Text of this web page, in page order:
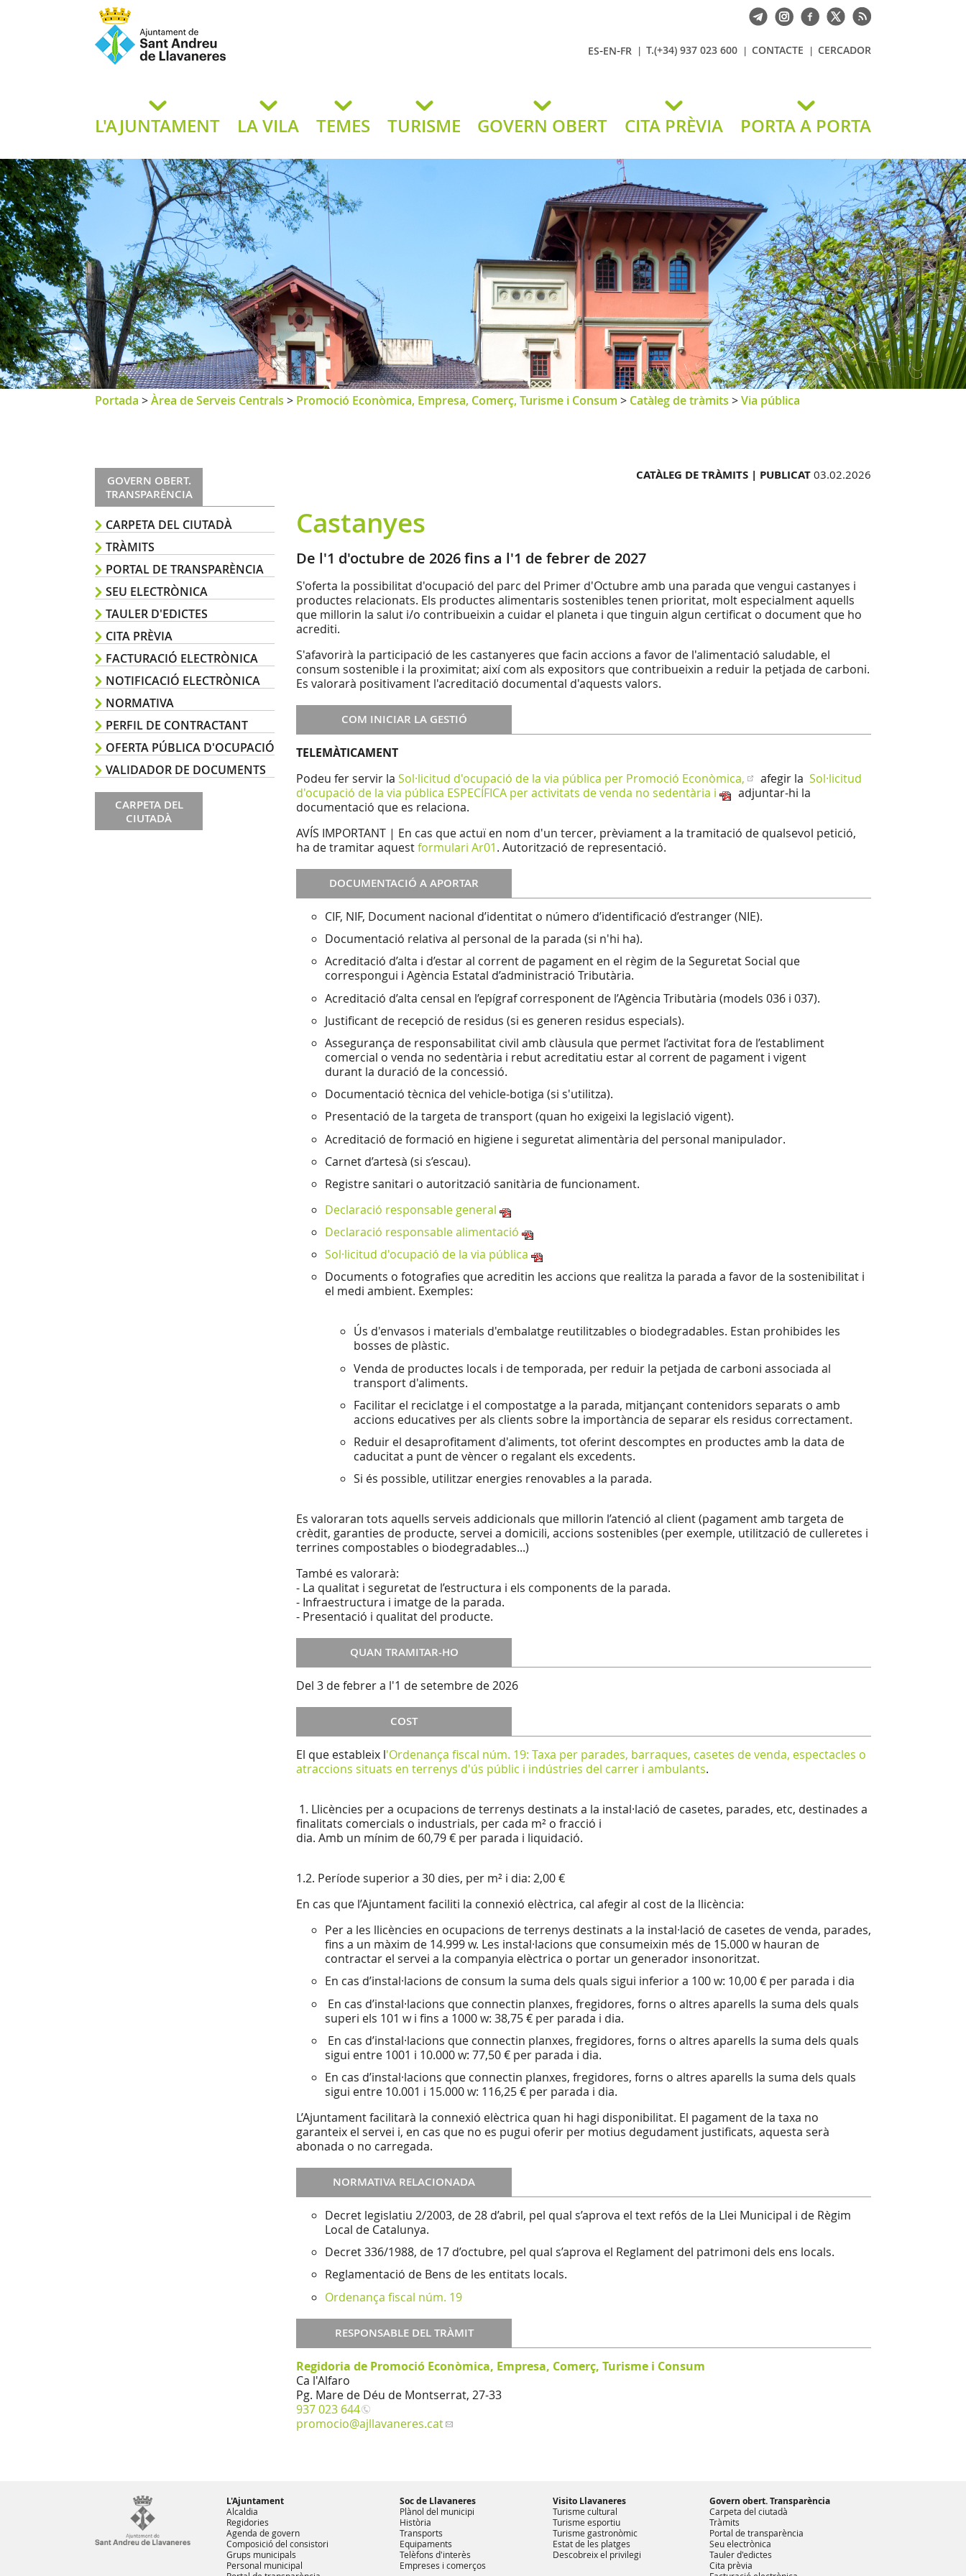
de Llavaneres
ES-EN-FR T.(+34) 937 023 600 CONTACTE CERCADOR
L'AJUNTAMENT LA VILA TEMES TURISME GOVERN OBERT CITA PRÈVIA PORTA A PORTA
Portada >Àrea de Serveis Centrals > Promoció Econòmica, Empresa, Comerç, Turisme i Consum > Catàleg de tràmits >Via pública
GOVERN OBERT.
TRANSPARÈNCIA
CARPETA DEL CIUTADÀ
TRÀMITS
PORTAL DE TRANSPARÈNCIA
SEU ELECTRÒNICA
TAULER D'EDICTES
CITA PRÈVIA
FACTURACIÓ ELECTRÒNICA
NOTIFICACIÓ ELECTRÒNICA
NORMATIVA
PERFIL DE CONTRACTANT
OFERTA PÚBLICA D'OCUPACIÓ
VALIDADOR DE DOCUMENTS
CARPETA DEL
CIUTADÀ
CATÀLEG DE TRÀMITS | PUBLICAT 03.02.2026
Castanyes
De l'1 d'octubre de 2026 fins a l'1 de febrer de 2027
S'oferta la possibilitat d'ocupació del parc del Primer d'Octubre amb una parada que vengui castanyes i
productes relacionats. Els productes alimentaris sostenibles tenen prioritat, molt especialment aquells
que millorin la salut i/o contribueixin a cuidar el planeta i que tinguin algun certificat o document que ho
acrediti.
S'afavorirà la participació de les castanyeres que facin accions a favor de l'alimentació saludable, el
consum sostenible i la proximitat; així com als expositors que contribueixin a reduir la petjada de carboni.
Es valorarà positivament l'acreditació documental d'aquests valors.
COM INICIAR LA GESTIÓ
TELEMÀTICAMENT
Podeu fer servir la Sol·licitud d'ocupació de la via pública per Promoció Econòmica, afegir la Sol·licitud
d'ocupació de la via pública ESPECÍFICA per activitats de venda no sedentària i
adjuntar-hi la
documentació que es relaciona.
AVÍS IMPORTANT | En cas que actuï en nom d'un tercer, prèviament a la tramitació de qualsevol petició,
ha de tramitar aquestformulari Ar01. Autorització de representació.
DOCUMENTACIÓ A APORTAR
CIF, NIF, Document nacional d’identitat o número d’identificació d’estranger (NIE).
Documentació relativa al personal de la parada (si n'hi ha).
Acreditació d’alta i d’estar al corrent de pagament en el règim de la Seguretat Social que
correspongui i Agència Estatal d’administració Tributària.
Acreditació d’alta censal en l’epígraf corresponent de l’Agència Tributària (models 036 i 037).
Justificant de recepció de residus (si es generen residus especials).
Assegurança de responsabilitat civil amb clàusula que permet l’activitat fora de l’establiment
comercial o venda no sedentària i rebut acreditatiu estar al corrent de pagament i vigent
durant la duració de la concessió.
Documentació tècnica del vehicle-botiga (si s'utilitza).
Presentació de la targeta de transport (quan ho exigeixi la legislació vigent).
Acreditació de formació en higiene i seguretat alimentària del personal manipulador.
Carnet d’artesà (si s’escau).
Registre sanitari o autorització sanitària de funcionament.
Declaració responsable general
Declaració responsable alimentació
Sol·licitud d'ocupació de la via pública
Documents o fotografies que acreditin les accions que realitza la parada a favor de la sostenibilitat i
el medi ambient. Exemples:
Ús d'envasos i materials d'embalatge reutilitzables o biodegradables. Estan prohibides les
bosses de plàstic.
Venda de productes locals i de temporada, per reduir la petjada de carboni associada al
transport d'aliments.
Facilitar el reciclatge i el compostatge a la parada, mitjançant contenidors separats o amb
accions educatives per als clients sobre la importància de separar els residus correctament.
Reduir el desaprofitament d'aliments, tot oferint descomptes en productes amb la data de
caducitat a punt de vèncer o regalant els excedents.
Si és possible, utilitzar energies renovables a la parada.
Es valoraran tots aquells serveis addicionals que millorin l’atenció al client (pagament amb targeta de
crèdit, garanties de producte, servei a domicili, accions sostenibles (per exemple, utilització de culleretes i
terrines compostables o biodegradables...)
També es valorarà:
- La qualitat i seguretat de l’estructura i els components de la parada.
- Infraestructura i imatge de la parada.
- Presentació i qualitat del producte.
QUAN TRAMITAR-HO
Del 3 de febrer a l'1 de setembre de 2026
COST
El que estableix l'Ordenança fiscal núm. 19: Taxa per parades, barraques, casetes de venda, espectacles o
atraccions situats en terrenys d'ús públic i indústries del carrer i ambulants.
1. Llicències per a ocupacions de terrenys destinats a la instal·lació de casetes, parades, etc, destinades a
finalitats comercials o industrials, per cada m² o fracció i
dia. Amb un mínim de 60,79 € per parada i liquidació.
1.2. Període superior a 30 dies, per m² i dia: 2,00 €
En cas que l’Ajuntament faciliti la connexió elèctrica, cal afegir al cost de la llicència:
Per a les llicències en ocupacions de terrenys destinats a la instal·lació de casetes de venda, parades,
fins a un màxim de 14.999 w. Les instal·lacions que consumeixin més de 15.000 w hauran de
contractar el servei a la companyia elèctrica o portar un generador insonoritzat.
En cas d’instal·lacions de consum la suma dels quals sigui inferior a 100 w: 10,00 € per parada i dia
En cas d’instal·lacions que connectin planxes, fregidores, forns o altres aparells la suma dels quals
superi els 101 w i fins a 1000 w: 38,75 € per parada i dia.
En cas d’instal·lacions que connectin planxes, fregidores, forns o altres aparells la suma dels quals
sigui entre 1001 i 10.000 w: 77,50 € per parada i dia.
En cas d’instal·lacions que connectin planxes, fregidores, forns o altres aparells la suma dels quals
sigui entre 10.001 i 15.000 w: 116,25 € per parada i dia.
L’Ajuntament facilitarà la connexió elèctrica quan hi hagi disponibilitat. El pagament de la taxa no
garanteix el servei i, en cas que no es pugui oferir per motius degudament justificats, aquesta serà
abonada o no carregada.
NORMATIVA RELACIONADA
Decret legislatiu 2/2003, de 28 d’abril, pel qual s’aprova el text refós de la Llei Municipal i de Règim
Local de Catalunya.
Decret 336/1988, de 17 d’octubre, pel qual s’aprova el Reglament del patrimoni dels ens locals.
Reglamentació de Bens de les entitats locals.
Ordenança fiscal núm. 19
RESPONSABLE DEL TRÀMIT
Regidoria de Promoció Econòmica, Empresa, Comerç, Turisme i Consum
Ca l'Alfaro
Pg. Mare de Déu de Montserrat, 27-33
937 023 644
promocio@ajllavaneres.cat
L'Ajuntament
Alcaldia
Regidories
Agenda de govern
Composició del consistori
Grups municipals
Personal municipal
Soc de Llavaneres
Plànol del municipi
Història
Transports
Equipaments
Telèfons d'interès
Empreses i comerços
Visito Llavaneres
Turisme cultural
Turisme esportiu
Turisme gastronòmic
Estat de les platges
Descobreix el privilegi
Govern obert. Transparència
Carpeta del ciutadà
Tràmits
Portal de transparència
Seu electrònica
Tauler d'edictes
Cita prèvia